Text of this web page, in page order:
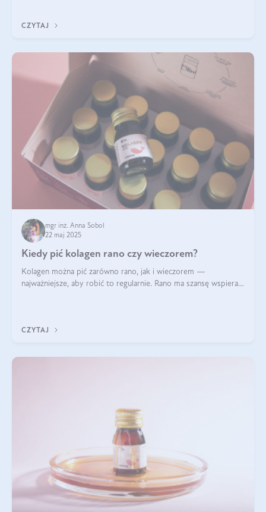
CZYTAJ
mgr inż. Anna Sobol
22 maj 2025
Kiedy pić kolagen rano czy wieczorem?
Kolagen można pić zarówno rano, jak i wieczorem —
najważniejsze, aby robić to regularnie. Rano ma szansę wspierać
CZYTAJ